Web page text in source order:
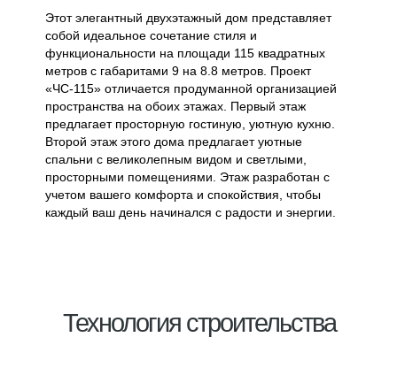
Этот элегантный двухэтажный дом представляет
собой идеальное сочетание стиля и
функциональности на площади 115 квадратных
метров с габаритами 9 на 8.8 метров. Проект
«ЧС-115» отличается продуманной организацией
пространства на обоих этажах. Первый этаж
предлагает просторную гостиную, уютную кухню.
Второй этаж этого дома предлагает уютные
спальни с великолепным видом и светлыми,
просторными помещениями. Этаж разработан с
учетом вашего комфорта и спокойствия, чтобы
каждый ваш день начинался с радости и энергии.
Технология строительства